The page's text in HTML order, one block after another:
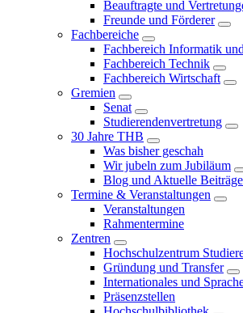
Beauftragte und
Freunde und Förderer
Fachbereiche
Fachbereich Informatik
Fachbereich Technik
Fachbereich Wirtschaft
Gremien
Senat
Studierendenvertretung
30 Jahre THB
Was bisher geschah
Wir jubeln zum Jubiläum
Blog und Aktuelle
Termine & Veranstaltungen
Veranstaltungen
Rahmentermine
Zentren
Hochschulzentrum
Gründung und Transfer
Internationales und
Präsenzstellen